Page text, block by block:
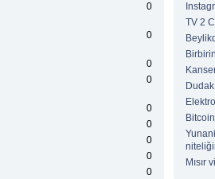
0
0
0
0
0
0
0
0
0
TV 2
Mısır